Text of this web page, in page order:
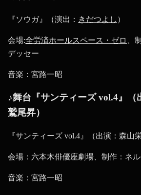
『ソウガ』（演出： きだつよし ）
会場:全労済ホールスペース・ゼロ
、
デッセー
音楽：宮路一昭
♪舞台『サンティーズ vol.4』
鷲尾昇）
『サンティーズ vol.4』（出演：森山
会場：六本木俳優座劇場、制作：ネ
音楽：宮路一昭